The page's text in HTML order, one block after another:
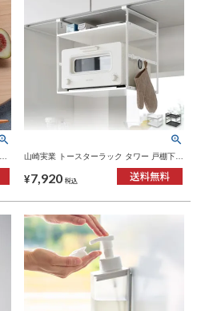
山崎実業 トースターラック タワー 戸棚下用
tower | キッチン雑貨・タワーシリーズ
¥7,920 税込